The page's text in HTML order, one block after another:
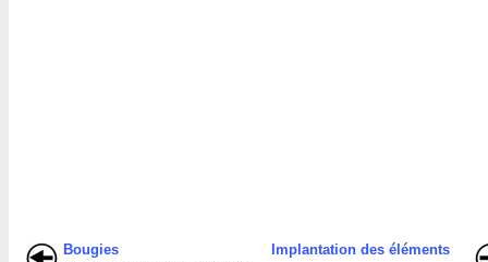
Bougies Implantation des éléments